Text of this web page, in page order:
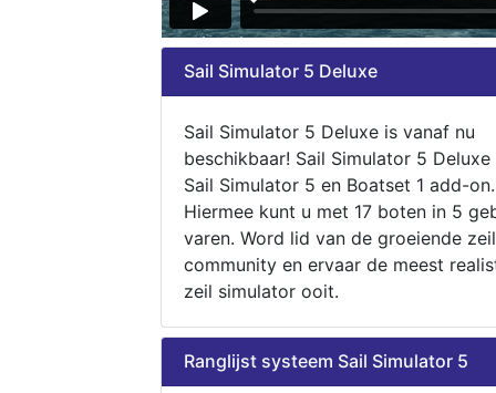
Sail Simulator 5 Deluxe
Sail Simulator 5 Deluxe is vanaf nu
beschikbaar! Sail Simulator 5
Sail Simulator 5 en Boatset 1 add-on.
Hiermee kunt u met 17 boten in 5
varen. Word lid van de groeiende zeil
community en ervaar de meest
zeil simulator ooit.
Ranglijst systeem Sail Simulator 5